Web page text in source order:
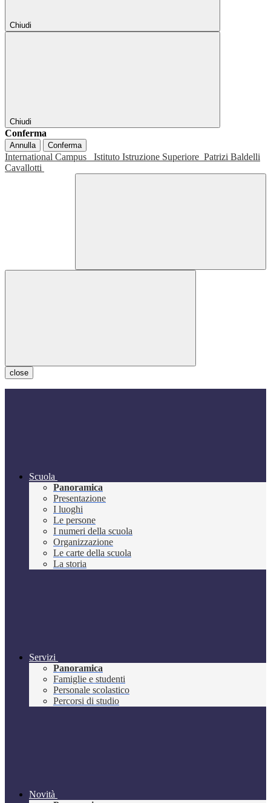
Chiudi
Chiudi
Conferma
Annulla Conferma
International Campus Istituto Istruzione Superiore Patrizi Baldelli
Cavallotti
close
Scuola
Panoramica
Presentazione
I luoghi
Le persone
I numeri della scuola
Organizzazione
Le carte della scuola
La storia
Servizi
Panoramica
Famiglie e studenti
Personale scolastico
Percorsi di studio
Novità